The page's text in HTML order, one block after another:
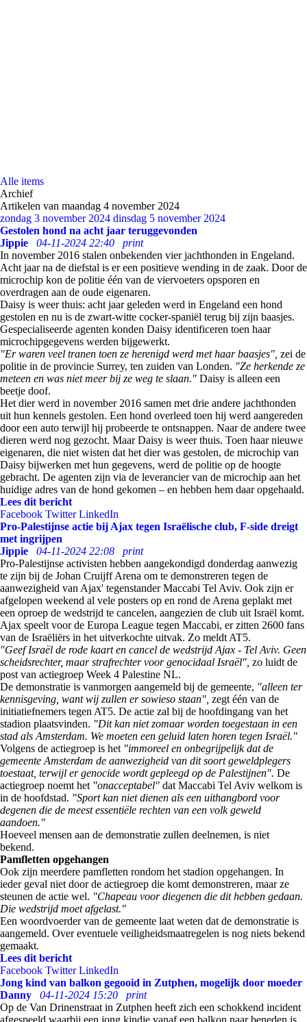
Alle items
Archief
Artikelen van maandag 4 november 2024
zondag 3 november 2024 dinsdag 5 november 2024
Gestolen hond na acht jaar teruggevonden
Jippie
04-11-2024 22:40
print
In november 2016 stalen onbekenden vier jachthonden in Engeland.
Acht jaar na de diefstal is er een positieve wending in de zaak. Door de
microchip kon de politie één van de viervoeters opsporen en
overdragen aan de oude eigenaren.
Daisy is weer thuis: acht jaar geleden werd in Engeland een hond
gestolen en nu is de zwart-witte cocker-spaniël terug bij zijn baasjes.
Gespecialiseerde agenten konden Daisy identificeren toen haar
microchipgegevens werden bijgewerkt.
"Er waren veel tranen toen ze herenigd werd met haar baasjes", zei de
politie in de provincie Surrey, ten zuiden van Londen. "Ze herkende ze
meteen en was niet meer bij ze weg te slaan." Daisy is alleen een
beetje doof.
Het dier werd in november 2016 samen met drie andere jachthonden
uit hun kennels gestolen. Een hond overleed toen hij werd aangereden
door een auto terwijl hij probeerde te ontsnappen. Naar de andere twee
dieren werd nog gezocht. Maar Daisy is weer thuis. Toen haar nieuwe
eigenaren, die niet wisten dat het dier was gestolen, de microchip van
Daisy bijwerken met hun gegevens, werd de politie op de hoogte
gebracht. De agenten zijn via de leverancier van de microchip aan het
huidige adres van de hond gekomen – en hebben hem daar opgehaald.
Lees dit bericht
Facebook Twitter LinkedIn
Pro-Palestijnse actie bij Ajax tegen Israëlische club, F-side dreigt
met ingrijpen
Jippie
04-11-2024 22:08
print
Pro-Palestijnse activisten hebben aangekondigd donderdag aanwezig
te zijn bij de Johan Cruijff Arena om te demonstreren tegen de
aanwezigheid van Ajax' tegenstander Maccabi Tel Aviv. Ook zijn er
afgelopen weekend al vele posters op en rond de Arena geplakt met
een oproep de wedstrijd te cancelen, aangezien de club uit Israël komt.
Ajax speelt voor de Europa League tegen Maccabi, er zitten 2600 fans
van de Israëliërs in het uitverkochte uitvak. Zo meldt AT5.
"Geef Israël de rode kaart en cancel de wedstrijd Ajax - Tel Aviv. Geen
scheidsrechter, maar strafrechter voor genocidaal Israël", zo luidt de
post van actiegroep Week 4 Palestine NL.
De demonstratie is vanmorgen aangemeld bij de gemeente, "alleen ter
kennisgeving, want wij zullen er sowieso staan", zegt één van de
initiatiefnemers tegen AT5. De actie zal bij de hoofdingang van het
stadion plaatsvinden. "Dit kan niet zomaar worden toegestaan in een
stad als Amsterdam. We moeten een geluid laten horen tegen Israël."
Volgens de actiegroep is het "immoreel en onbegrijpelijk dat de
gemeente Amsterdam de aanwezigheid van dit soort geweldplegers
toestaat, terwijl er genocide wordt gepleegd op de Palestijnen". De
actiegroep noemt het "onacceptabel" dat Maccabi Tel Aviv welkom is
in de hoofdstad. "Sport kan niet dienen als een uithangbord voor
degenen die de meest essentiële rechten van een volk geweld
aandoen."
Hoeveel mensen aan de demonstratie zullen deelnemen, is niet
bekend.
Pamfletten opgehangen
Ook zijn meerdere pamfletten rondom het stadion opgehangen. In
ieder geval niet door de actiegroep die komt demonstreren, maar ze
steunen de actie wel. "Chapeau voor diegenen die dit hebben gedaan.
Die wedstrijd moet afgelast."
Een woordvoerder van de gemeente laat weten dat de demonstratie is
aangemeld. Over eventuele veiligheidsmaatregelen is nog niets bekend
gemaakt.
Lees dit bericht
Facebook Twitter LinkedIn
Jong kind van balkon gegooid in Zutphen, mogelijk door moeder
Danny
04-11-2024 15:20
print
Op de Van Drinenstraat in Zutphen heeft zich een schokkend incident
afgespeeld waarbij een jong kindje vanaf een balkon naar beneden is